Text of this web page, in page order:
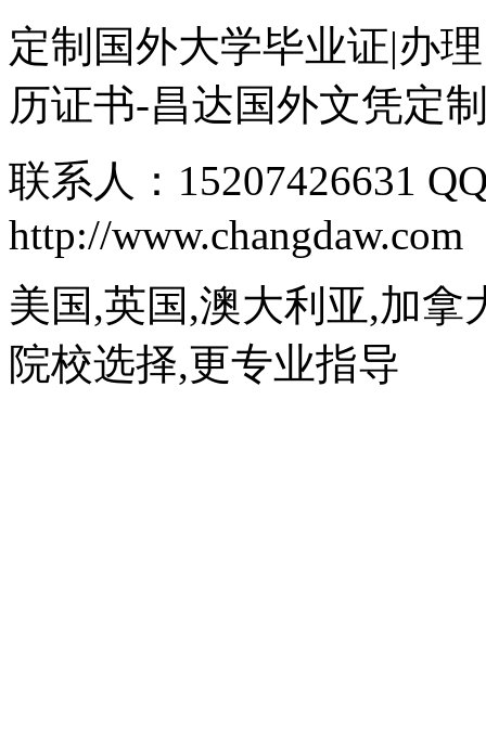
定制国外大学毕业证|办
历证书-昌达国外文凭定
联系人：15207426631
http://www.changdaw.com
美国,英国,澳大利亚,加拿
院校选择,更专业指导